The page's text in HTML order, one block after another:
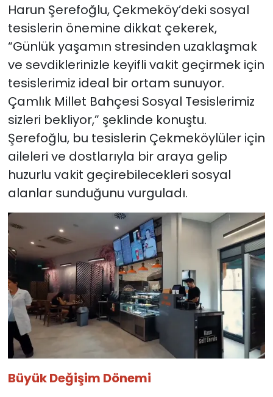
Harun Şerefoğlu, Çekmeköy’deki sosyal
tesislerin önemine dikkat çekerek,
“Günlük yaşamın stresinden uzaklaşmak
ve sevdiklerinizle keyifli vakit geçirmek için
tesislerimiz ideal bir ortam sunuyor.
Çamlık Millet Bahçesi Sosyal Tesislerimiz
sizleri bekliyor,” şeklinde konuştu.
Şerefoğlu, bu tesislerin Çekmeköylüler için
aileleri ve dostlarıyla bir araya gelip
huzurlu vakit geçirebilecekleri sosyal
alanlar sunduğunu vurguladı.
Büyük Değişim Dönemi